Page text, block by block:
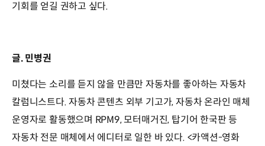
기회를 얻길 권하고 싶다.
글. 민병권
미쳤다는 소리를 듣지 않을 만큼만 자동차를 좋아하는 자동차
칼럼니스트다. 자동차 콘텐츠 외부 기고가, 자동차 온라인 매체
운영자로 활동했으며 RPM9, 모터매거진, 탑기어 한국판 등
자동차 전문 매체에서 에디터로 일한 바 있다. <카액션-영화